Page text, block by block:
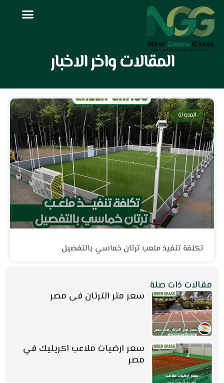
تخطي
إلى
المحتوى
المقالات واخر الاخبار
المدونة
تكلفة تنفيذ ملعب ترتان خماسي بالتفصيل
مقالات ذات صلة
سعر متر الترتان فى مصر
سعر ارضيات ملاعب اكريليك في
مصر